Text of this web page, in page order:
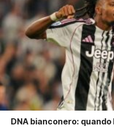
DNA bianconero: quando